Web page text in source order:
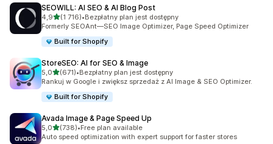
SEOWILL: AI SEO & AI Blog Post
4,9na 5 gwiazdek
(1 716)
Łączna liczba recenzji: 1716
•Bezpłatny plan jest dostępny
Formerly SEOAnt—SEO Image Optimizer, Page Speed Optimizer
Built for Shopify
StoreSEO: AI for SEO & Image
5,0na 5 gwiazdek
(671)
Łączna liczba recenzji: 671
•Bezpłatny plan jest dostępny
Rankuj w Google i zwiększ sprzedaż z AI Image & SEO Optimizer.
Built for Shopify
Avada Image & Page Speed Up
5,0na 5 gwiazdek
(738)
Łączna liczba recenzji: 738
•Free plan available
Auto speed optimization with expert support for faster stores